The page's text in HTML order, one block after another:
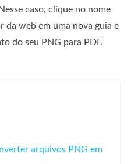
caso, clique no nome
da web em uma nova guia e
do seu PNG para PDF.
arquivos PNG em